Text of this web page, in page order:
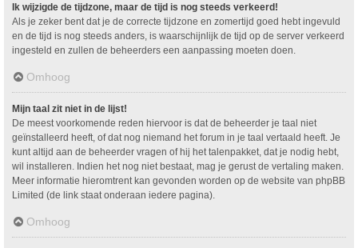
Ik wijzigde de tijdzone, maar de tijd is nog steeds verkeerd!
Als je zeker bent dat je de correcte tijdzone en zomertijd goed hebt ingevuld
en de tijd is nog steeds anders, is waarschijnlijk de tijd op de server verkeerd
ingesteld en zullen de beheerders een aanpassing moeten doen.
Omhoog
Mijn taal zit niet in de lijst!
De meest voorkomende reden hiervoor is dat de beheerder je taal niet
geïnstalleerd heeft, of dat nog niemand het forum in je taal vertaald heeft. Je
kunt altijd aan de beheerder vragen of hij het talenpakket, dat je nodig hebt,
wil installeren. Indien het nog niet bestaat, mag je gerust de vertaling maken.
Meer informatie hieromtrent kan gevonden worden op de website van phpBB
Limited (de link staat onderaan iedere pagina).
Omhoog